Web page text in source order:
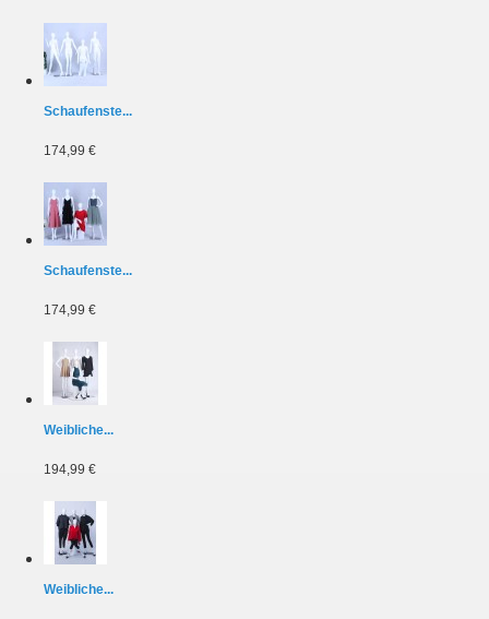
Schaufenste...
174,99 €
Schaufenste...
174,99 €
Weibliche...
194,99 €
Weibliche...